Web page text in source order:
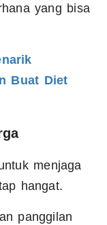
yang bisa
Buat Diet
menjaga
hangat.
panggilan